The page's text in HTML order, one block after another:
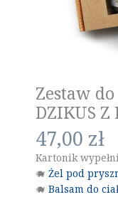
Zestaw
DZIKUS Z
47,00 zł
Kartonik
🐗 Żel pod
🐗 Balsam do